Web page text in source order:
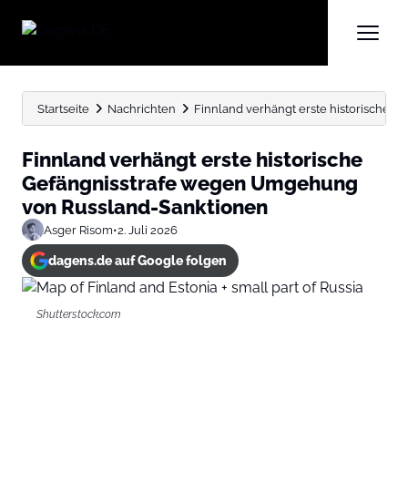
Startseite Nachrichten Finnland verhängt erste historische
Finnland verhängt erste historische
Gefängnisstrafe wegen Umgehung
von Russland-Sanktionen
Asger Risom•2. Juli 2026
dagens.de auf Google folgen
Shutterstock.com